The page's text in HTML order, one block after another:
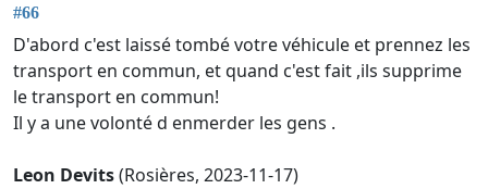
#66
D'abord c'est laissé tombé votre véhicule et prennez les
transport en commun, et quand c'est fait ,ils supprime
le transport en commun!
Il y a une volonté d enmerder les gens .
Leon Devits(Rosières, 2023-11-17)